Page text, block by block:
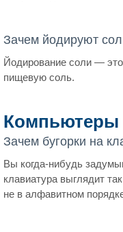
Зачем йодируют
Йодирование соли —
пищевую соль.
Компьютеры
Зачем бугорки на
Вы когда-нибудь
клавиатура выглядит
не в алфавитном